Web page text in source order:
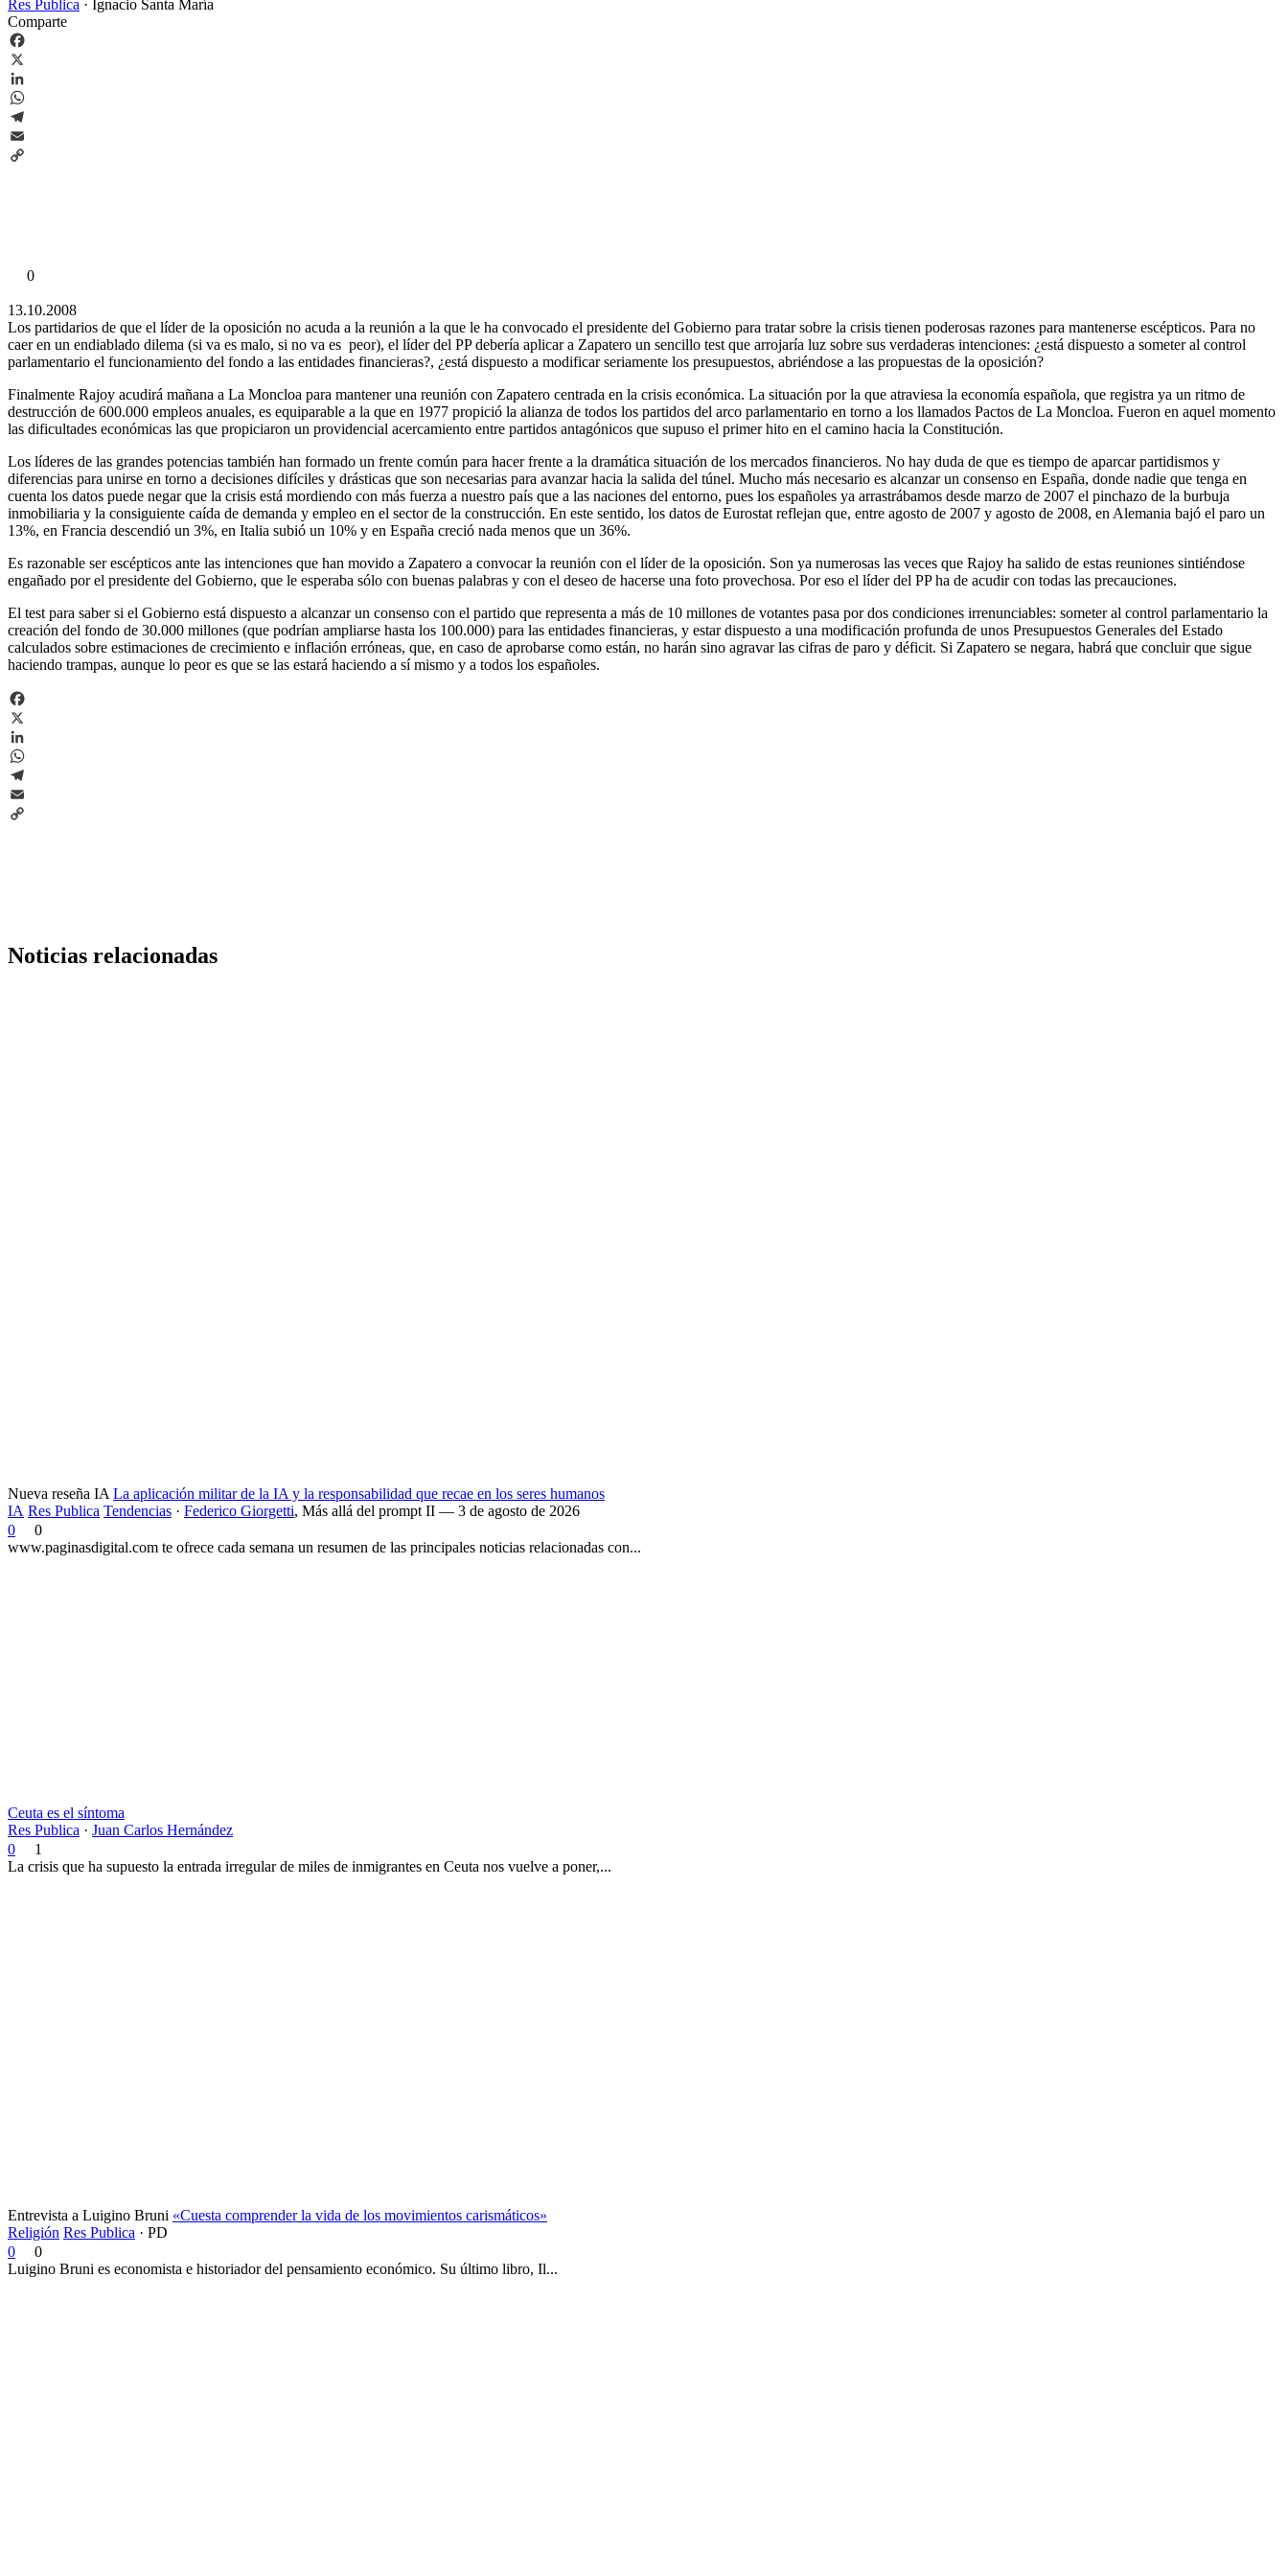
Res Publica ·
Ignacio Santa María
Comparte
Facebook
X
LinkedIn
WhatsApp
Telegram
Email
0
13.10.2008
Los partidarios de que el líder de la oposición no acuda a la reunión a la que le ha convocado el presidente del Gobierno para tratar sobre la crisis tienen poderosas razones para mantenerse escépticos. Para no
caer en un endiablado dilema (si va es malo, si no va es peor), el líder del PP debería aplicar a Zapatero un sencillo test que arrojaría luz sobre sus verdaderas intenciones: ¿está dispuesto a someter al control
parlamentario el funcionamiento del fondo a las entidades financieras?, ¿está dispuesto a modificar seriamente los presupuestos, abriéndose a las propuestas de la oposición?
Finalmente Rajoy acudirá mañana a La Moncloa para mantener una reunión con Zapatero centrada en la crisis económica. La situación por la que atraviesa la economía española, que registra ya un ritmo de
destrucción de 600.000 empleos anuales, es equiparable a la que en 1977 propició la alianza de todos los partidos del arco parlamentario en torno a los llamados Pactos de La Moncloa. Fueron en aquel momento
las dificultades económicas las que propiciaron un providencial acercamiento entre partidos antagónicos que supuso el primer hito en el camino hacia la Constitución.
Los líderes de las grandes potencias también han formado un frente común para hacer frente a la dramática situación de los mercados financieros. No hay duda de que es tiempo de aparcar partidismos y
diferencias para unirse en torno a decisiones difíciles y drásticas que son necesarias para avanzar hacia la salida del túnel. Mucho más necesario es alcanzar un consenso en España, donde nadie que tenga en
cuenta los datos puede negar que la crisis está mordiendo con más fuerza a nuestro país que a las naciones del entorno, pues los españoles ya arrastrábamos desde marzo de 2007 el pinchazo de la burbuja
inmobiliaria y la consiguiente caída de demanda y empleo en el sector de la construcción. En este sentido, los datos de Eurostat reflejan que, entre agosto de 2007 y agosto de 2008, en Alemania bajó el paro un
13%, en Francia descendió un 3%, en Italia subió un 10% y en España creció nada menos que un 36%.
Es razonable ser escépticos ante las intenciones que han movido a Zapatero a convocar la reunión con el líder de la oposición. Son ya numerosas las veces que Rajoy ha salido de estas reuniones sintiéndose
engañado por el presidente del Gobierno, que le esperaba sólo con buenas palabras y con el deseo de hacerse una foto provechosa. Por eso el líder del PP ha de acudir con todas las precauciones.
El test para saber si el Gobierno está dispuesto a alcanzar un consenso con el partido que representa a más de 10 millones de votantes pasa por dos condiciones irrenunciables: someter al control parlamentario la
creación del fondo de 30.000 millones (que podrían ampliarse hasta los 100.000) para las entidades financieras, y estar dispuesto a una modificación profunda de unos Presupuestos Generales del Estado
calculados sobre estimaciones de crecimiento e inflación erróneas, que, en caso de aprobarse como están, no harán sino agravar las cifras de paro y déficit. Si Zapatero se negara, habrá que concluir que sigue
haciendo trampas, aunque lo peor es que se las estará haciendo a sí mismo y a todos los españoles.
Facebook
X
LinkedIn
WhatsApp
Telegram
Email
Noticias relacionadas
Nueva reseña IA La aplicación militar de la IA y la responsabilidad que recae en los seres humanos
IA Res Publica Tendencias · Federico Giorgetti, Más allá del prompt II — 3 de agosto de 2026
0
0
www.paginasdigital.com te ofrece cada semana un resumen de las principales noticias relacionadas con...
Ceuta es el síntoma
Res Publica · Juan Carlos Hernández
0
1
La crisis que ha supuesto la entrada irregular de miles de inmigrantes en Ceuta nos vuelve a poner,...
Entrevista a Luigino Bruni «Cuesta comprender la vida de los movimientos carismáticos»
Religión Res Publica · PD
0
0
Luigino Bruni es economista e historiador del pensamiento económico. Su último libro, Il...